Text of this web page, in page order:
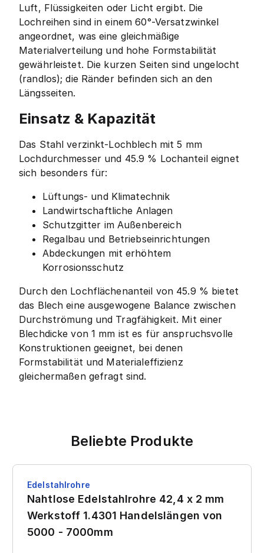
Luft, Flüssigkeiten oder Licht ergibt. Die
Lochreihen sind in einem 60°-Versatzwinkel
angeordnet, was eine gleichmäßige
Materialverteilung und hohe Formstabilität
gewährleistet. Die kurzen Seiten sind ungelocht
(randlos); die Ränder befinden sich an den
Längsseiten.
Einsatz & Kapazität
Das Stahl verzinkt-Lochblech mit 5 mm
Lochdurchmesser und 45.9 % Lochanteil eignet
sich besonders für:
Lüftungs- und Klimatechnik
Landwirtschaftliche Anlagen
Schutzgitter im Außenbereich
Regalbau und Betriebseinrichtungen
Abdeckungen mit erhöhtem
Korrosionsschutz
Durch den Lochflächenanteil von 45.9 % bietet
das Blech eine ausgewogene Balance zwischen
Durchströmung und Tragfähigkeit. Mit einer
Blechdicke von 1 mm ist es für anspruchsvolle
Konstruktionen geeignet, bei denen
Formstabilität und Materialeffizienz
gleichermaßen gefragt sind.
Beliebte Produkte
Edelstahlrohre
Nahtlose Edelstahlrohre 42,4 x 2 mm
Werkstoff 1.4301 Handelslängen von
5000 - 7000mm